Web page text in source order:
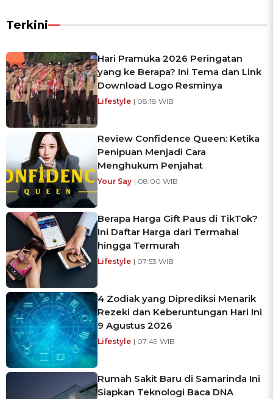
Terkini
Hari Pramuka 2026 Peringatan
yang ke Berapa? Ini Tema dan Link
Download Logo Resminya
Lifestyle | 08:18 WIB
Review Confidence Queen: Ketika
Penipuan Menjadi Cara
Menghukum Penjahat
Your Say | 08:00 WIB
Berapa Harga Gift Paus di TikTok?
Ini Daftar Harga dari Termahal
hingga Termurah
Lifestyle | 07:53 WIB
4 Zodiak yang Diprediksi Menarik
Rezeki dan Keberuntungan Hari Ini
9 Agustus 2026
Lifestyle | 07:49 WIB
Rumah Sakit Baru di Samarinda Ini
Siapkan Teknologi Baca DNA